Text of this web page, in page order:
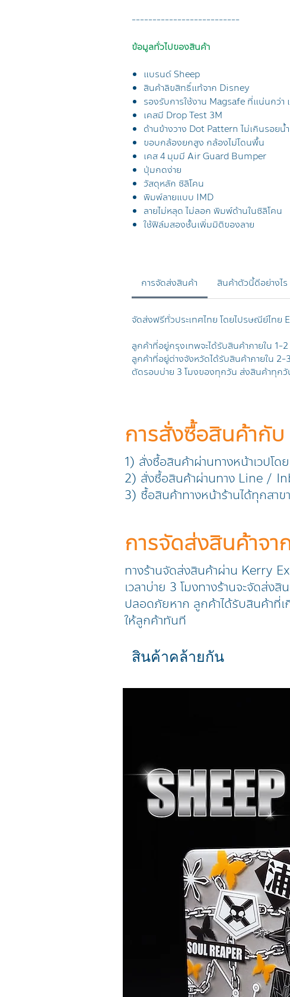
--------------------------
ข้อมูลทั่วไปของสินค้า
แบรนด์ Sheep
สินค้าลิขสิทธิ์แท้จาก Disney
รองรับการใช้งาน Magsafe ที่แน่นกว่า
เคสมี Drop Test 3M
ด้านข้างวาง Dot Pattern ไม่เกินรอยน้ำ
ขอบกล้องยกสูง กล้องไม่โดนพื้น
เคส 4 มุมมี Air Guard Bumper
ปุ่มกดง่าย
วัสดุหลัก ซิลิโคน
พิมพ์ลายแบบ IMD
ลายไม่หลุด ไม่ลอก พิมพ์ด้านในซิลิโคน
ใช้ฟิล์มสองชั้นเพิ่มมิติของลาย
การจัดส่งสินค้า สินค้าตัวนี้ดีอย่างไร
จัดส่งฟรีทั่วประเทศไทย โดยไปรษณีย์ไทย
ลูกค้าที่อยู่กรุงเทพจะได้รับสินค้าภายใน 1-
ลูกค้าที่อยู่ต่างจังหวัดได้รับสินค้าภายใน 2-
ตัดรอบบ่าย 3 โมงของทุกวัน ส่งสินค้าทุก
การสั่งซื้อสินค้ากับ
1) สั่งซื้อสินค้าผ่านทางหน้าเวปโด
2) สั่งซื้อสินค้าผ่านทาง Line /
3) ซื้อสินค้าทางหน้าร้านได้ทุกสาขา
การจัดส่งสินค้าจา
ทางร้านจัดส่งสินค้าผ่าน Kerry
เวลาบ่าย 3 โมงทางร้านจะจัดส่
ปลอดภัยหาก ลูกค้าได้รับสินค้าที่เ
ให้ลูกค้าทันที
สินค้าคล้ายกัน